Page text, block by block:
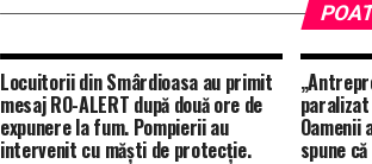
Locuitorii din Smârdioasa au primit
mesaj RO-ALERT după două ore de
expunere la fum. Pompierii au
intervenit cu măști de protecție.
Oamenii
spune